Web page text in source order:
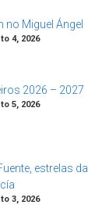
no Miguel Ángel
4, 2026
2026 – 2027
5, 2026
estrelas da
3, 2026